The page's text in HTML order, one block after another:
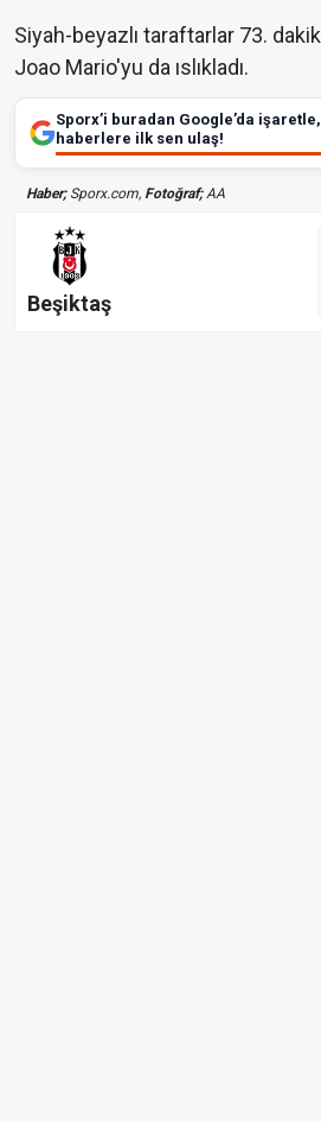
Siyah-beyazlı taraftarlar 73.
Joao Mario'yu da ıslıkladı.
Sporx’i buradan Google’da
haberlere ilk sen ulaş!
Haber;Sporx.com, Fotoğraf;AA
Beşiktaş